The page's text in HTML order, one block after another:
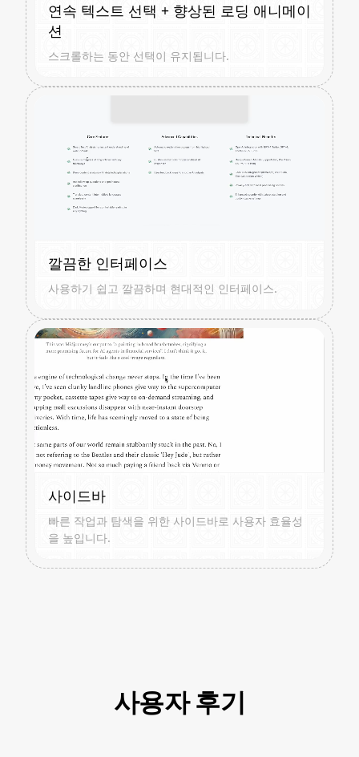
연속 텍스트 선택 + 향상된 로딩 애니메이
션
스크롤하는 동안 선택이 유지됩니다.
깔끔한 인터페이스
사용하기 쉽고 깔끔하며 현대적인 인터페이스.
사이드바
빠른 작업과 탐색을 위한 사이드바로 사용자 효율성
을 높입니다.
사용자 후기